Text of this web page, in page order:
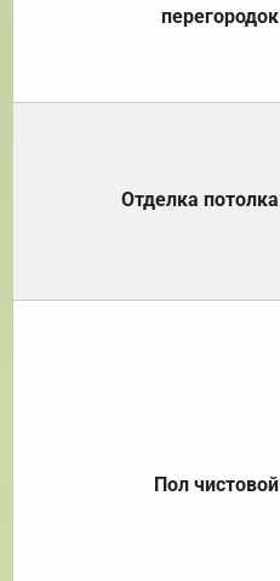
перегородок
Отделка потолка
Пол чистовой